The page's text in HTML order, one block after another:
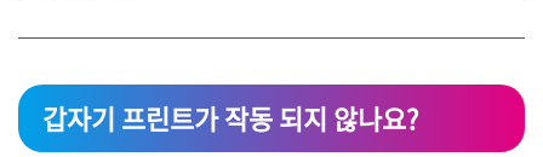
갑자기 프린트가 작동 되지 않나요?